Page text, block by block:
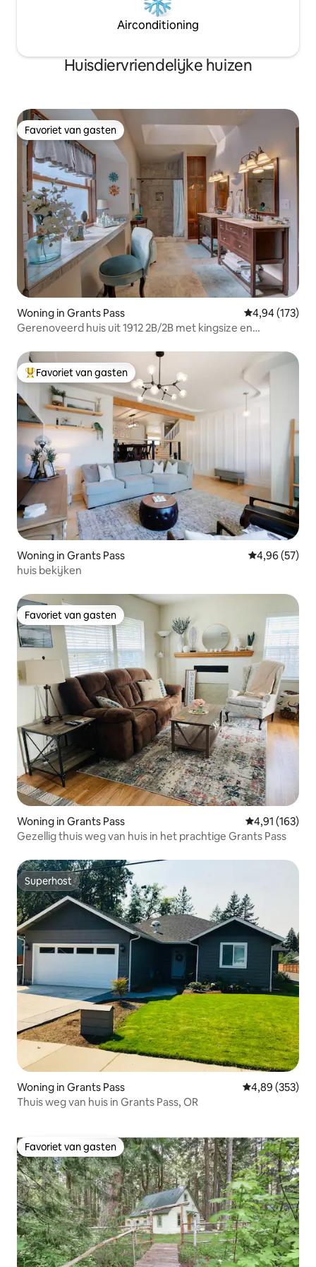
Airconditioning
Huisdiervriendelijke huizen
Favoriet van gasten
Favoriet van gasten
Woning in Grants Pass Gemiddelde
4,94 (173)
Gerenoveerd huis uit 1912 2B/2B met kingsize en
Topfavoriet van gasten
Favoriet van gasten
Woning in Grants Pass Gemiddelde
4,96 (57)
huis bekijken
Favoriet van gasten
Favoriet van gasten
Woning in Grants Pass Gemiddelde
4,91 (163)
Gezellig thuis weg van huis in het prachtige Grants Pass
Superhost
Superhost
Woning in Grants Pass Gemiddelde
4,89 (353)
Thuis weg van huis in Grants Pass, OR
Favoriet van gasten
Favoriet van gasten